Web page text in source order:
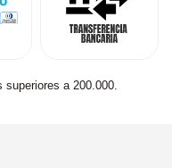
a 200.000.